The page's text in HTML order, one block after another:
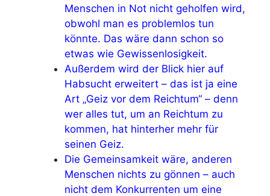
Menschen in Not nicht geholfen wird,
obwohl man es problemlos tun
könnte. Das wäre dann schon so
etwas wie Gewissenlosigkeit.
Außerdem wird der Blick hier auf
Habsucht erweitert – das ist ja eine
Art „Geiz vor dem Reichtum“ – denn
wer alles tut, um an Reichtum zu
kommen, hat hinterher mehr für
seinen Geiz.
Die Gemeinsamkeit wäre, anderen
Menschen nichts zu gönnen – auch
nicht dem Konkurrenten um eine